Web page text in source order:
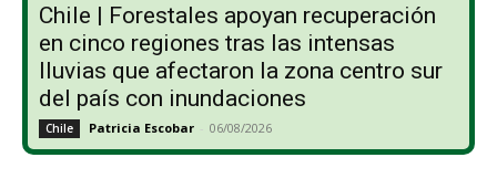
Chile | Forestales apoyan recuperación
en cinco regiones tras las intensas
lluvias que afectaron la zona centro sur
del país con inundaciones
Chile Patricia Escobar - 06/08/2026